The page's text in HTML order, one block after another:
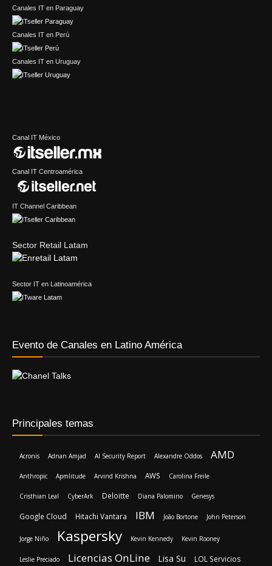
Canales IT en Paraguay
Canales IT en Perú
Canales IT en Uruguay
Canal IT México
Canal IT Centroamérica
IT Channel Caribbean
Sector Retail Latam
Sector IT en Latinoamérica
Evento de Canales en Latino América
Principales temas
Acronis Adnan Amjad AI Security Report Alexandre Oddos AMD
Anthropic Apmlitude Arvind Krishna AWS Carolina Freile
Cristhian Leal CyberArk Deloitte Diana Palomino Genesys
Google Cloud Hitachi Vantara IBM João Bortone John Peterson
Jorge Niño Kaspersky Kevin Kennedy Kevin Rooney
Leslie Preciado Licencias OnLine Lisa Su LOL Servicios